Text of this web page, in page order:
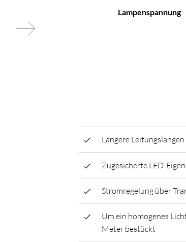
Lampenspannung
Längere
Zugesicherte LED-
Stromregelung über
Um ein homogenes
Meter bestückt